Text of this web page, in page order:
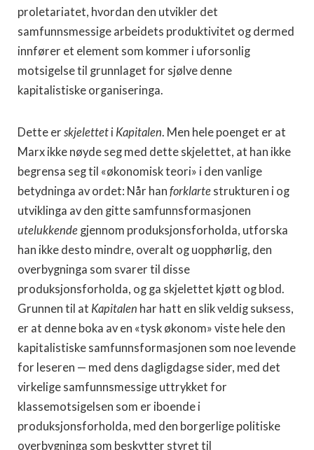
proletariatet, hvordan den utvikler det
samfunnsmessige arbeidets produktivitet og dermed
innfører et element som kommer i uforsonlig
motsigelse til grunnlaget for sjølve denne
kapitalistiske organiseringa.
Dette er skjelettet i Kapitalen. Men hele poenget er at
Marx ikke nøyde seg med dette skjelettet, at han ikke
begrensa seg til «økonomisk teori» i den vanlige
betydninga av ordet: Når han forklarte strukturen i og
utviklinga av den gitte samfunnsformasjonen
utelukkende gjennom produksjonsforholda, utforska
han ikke desto mindre, overalt og uopphørlig, den
overbygninga som svarer til disse
produksjonsforholda, og ga skjelettet kjøtt og blod.
Grunnen til at Kapitalen har hatt en slik veldig suksess,
er at denne boka av en «tysk økonom» viste hele den
kapitalistiske samfunnsformasjonen som noe levende
for leseren — med dens dagligdagse sider, med det
virkelige samfunnsmessige uttrykket for
klassemotsigelsen som er iboende i
produksjonsforholda, med den borgerlige politiske
overbygninga som beskytter styret til